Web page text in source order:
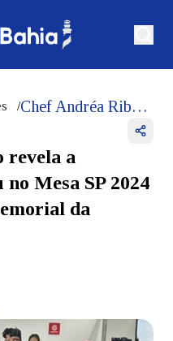
/ Chef Andréa Ribeiro revela a diversidade do cacau no Mesa SP 2024 com aula show no Memorial da América Latina!
revela a
Mesa SP 2024
da